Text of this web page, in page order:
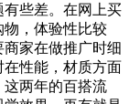
些差。在网上买
，体验性比较
家在做推广时细
性能，材质方面
两年的百搭流